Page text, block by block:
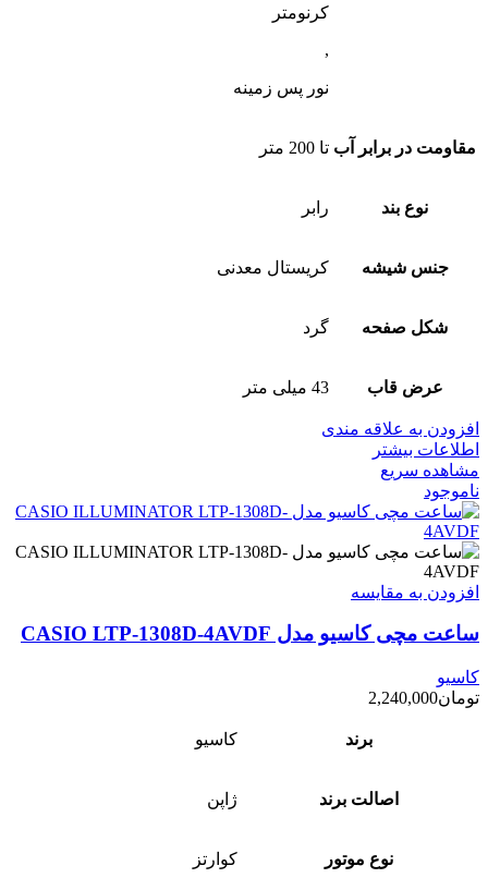
کرنومتر
,
نور پس زمینه
مقاومت در برابر آب تا 200 متر
نوع بند رابر
جنس شیشه کریستال معدنی
شکل صفحه گرد
عرض قاب 43 میلی متر
افزودن به علاقه مندی
اطلاعات بیشتر
مشاهده سریع
ناموجود
افزودن به مقایسه
ساعت مچی کاسیو مدل CASIO LTP-1308D-4AVDF
کاسیو
تومان2,240,000
برند کاسیو
اصالت برند ژاپن
نوع موتور کوارتز